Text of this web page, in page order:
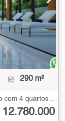
290 m²
12.780.000